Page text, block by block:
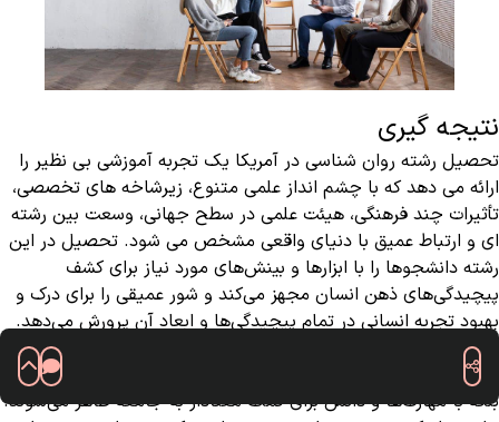
نتیجه گیری
تحصیل رشته روان شناسی در آمریکا یک تجربه آموزشی بی نظیر را
ارائه می دهد که با چشم انداز علمی متنوع، زیرشاخه های تخصصی،
تأثیرات چند فرهنگی، هیئت علمی در سطح جهانی، وسعت بین رشته
ای و ارتباط عمیق با دنیای واقعی مشخص می شود. تحصیل در این
رشته دانشجوها را با ابزارها و بینش‌های مورد نیاز برای کشف
پیچیدگی‌های ذهن انسان مجهز می‌کند و شور عمیقی را برای درک و
بهبود تجربه انسانی در تمام پیچیدگی‌ها و ابعاد آن پرورش می‌دهد.
تاکید سیستم آموزشی آمریکا بر تحقیق، تفکر انتقادی و کاربرد عملی
تضمین می‌کند که فارغ‌التحصیلان نه تنها با درک عمیق روان‌شناسی،
بلکه با مهارت‌ها و دانش برای کمک معنادار به جامعه ظاهر می‌شوند.